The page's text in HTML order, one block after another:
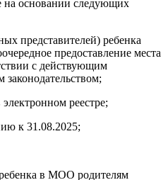
на основании следующих
представителей) ребенка
предоставление места
с действующим
реестре;
к 31.08.2025;
в МОО родителям